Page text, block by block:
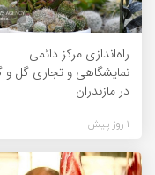
راه‌اندازی مرکز دائمی
نمایشگاهی و تجاری گل و
در مازندران
1 روز پیش